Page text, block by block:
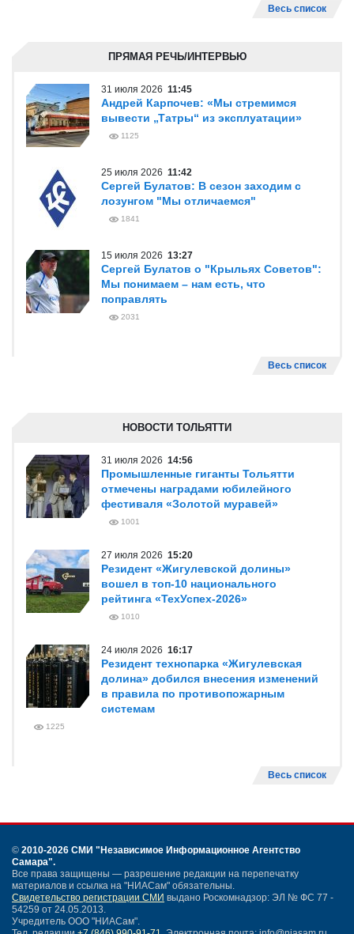
Весь список
ПРЯМАЯ РЕЧЬ/ИНТЕРВЬЮ
31 июля 2026 11:45
Андрей Карпочев: «Мы стремимся
вывести „Татры“ из эксплуатации»
1125
25 июля 2026 11:42
Сергей Булатов: В сезон заходим с
лозунгом "Мы отличаемся"
1841
15 июля 2026 13:27
Сергей Булатов о "Крыльях Советов":
Мы понимаем – нам есть, что
поправлять
2031
Весь список
НОВОСТИ ТОЛЬЯТТИ
31 июля 2026 14:56
Промышленные гиганты Тольятти
отмечены наградами юбилейного
фестиваля «Золотой муравей»
1001
27 июля 2026 15:20
Резидент «Жигулевской долины»
вошел в топ-10 национального
рейтинга «ТехУспех-2026»
1010
24 июля 2026 16:17
Резидент технопарка «Жигулевская
долина» добился внесения изменений
в правила по противопожарным
системам
1225
Весь список
© 2010-2026 СМИ "Независимое Информационное Агентство
Самара".
Все права защищены — разрешение редакции на перепечатку
материалов и ссылка на "НИАСам" обязательны.
Свидетельство регистрации СМИ выдано Роскомнадзор: ЭЛ № ФС 77 -
54259 от 24.05.2013.
Учредитель ООО "НИАСам".